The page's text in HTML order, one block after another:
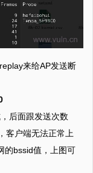
来给AP发送断
后面跟发送次数
客户端无法正常上
的bssid值，上图可